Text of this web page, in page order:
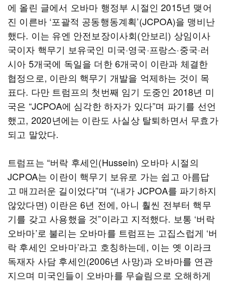
에 올린 글에서 오바마 행정부 시절인 2015년 맺어
진 이른바 ‘포괄적 공동행동계획’(JCPOA)을 맹비난
했다. 이는 유엔 안전보장이사회(안보리) 상임이사
국이자 핵무기 보유국인 미국·영국·프랑스·중국·러
시아 5개국에 독일을 더한 6개국이 이란과 체결한
협정으로, 이란의 핵무기 개발을 억제하는 것이 목
표다. 다만 트럼프의 첫번째 임기 도중인 2018년 미
국은 “JCPOA에 심각한 하자가 있다”며 파기를 선언
했고, 2020년에는 이란도 사실상 탈퇴하면서 무효가
되고 말았다.
트럼프는 “버락 후세인(Hussein) 오바마 시절의
JCPOA는 이란이 핵무기 보유로 가는 쉽고 아름답
고 매끄러운 길이었다”며 “(내가 JCPOA를 파기하지
않았다면) 이란은 6년 전에, 아니 훨씬 전부터 핵무
기를 갖고 사용했을 것”이라고 지적했다. 보통 ‘버락
오바마’로 불리는 오바마를 트럼프는 고집스럽게 ‘버
락 후세인 오바마’라고 호칭하는데, 이는 옛 이라크
독재자 사담 후세인(2006년 사망)과 오바마를 연관
지으며 미국인들이 오바마를 무슬림으로 오해하게